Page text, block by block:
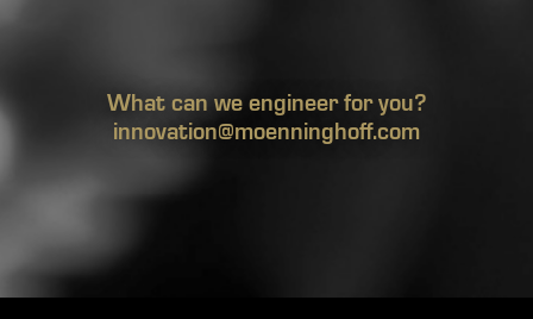
What can we engineer for you?
innovation@moenninghoff.com